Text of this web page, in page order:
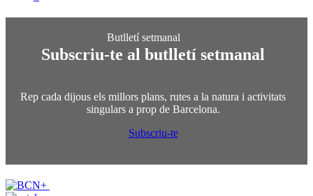
Subscriu-te al butlletí setmanal
Rep cada dijous els millors plans, rutes a la natura i activitats
singulars a prop de Barcelona.
Subscriu-te